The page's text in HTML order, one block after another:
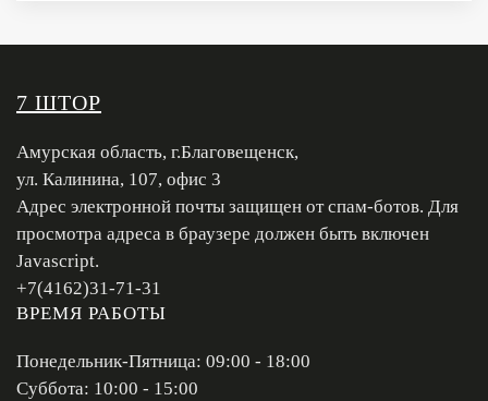
7 ШТОР
Амурская область, г.Благовещенск,
ул. Калинина, 107, офис 3
Адрес электронной почты защищен от спам-ботов. Для
просмотра адреса в браузере должен быть включен
Javascript.
+7(4162)31-71-31
ВРЕМЯ РАБОТЫ
Понедельник-Пятница: 09:00 - 18:00
Суббота: 10:00 - 15:00